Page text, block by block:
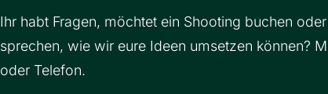
Ihr habt Fragen, möchtet ein Shooting buchen
sprechen, wie wir eure Ideen umsetzen können?
oder Telefon.